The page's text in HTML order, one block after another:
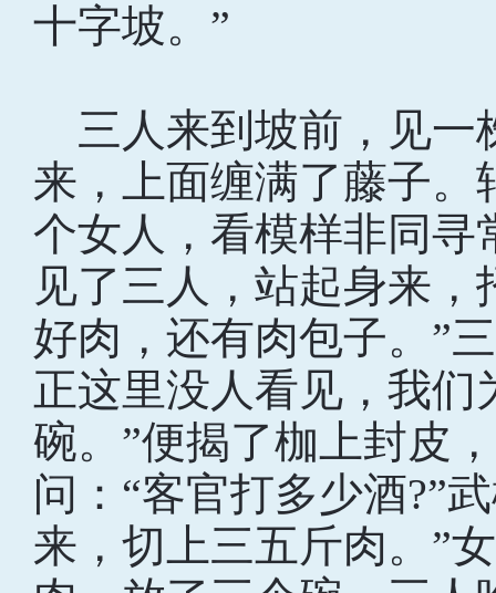
十字坡。”
三人来到坡前，见一
来，上面缠满了藤子
个女人，看模样非同寻
见了三人，站起身来
好肉，还有肉包子。”
正这里没人看见，我
碗。”便揭了枷上封皮
问：“客官打多少酒?”
来，切上三五斤肉。”